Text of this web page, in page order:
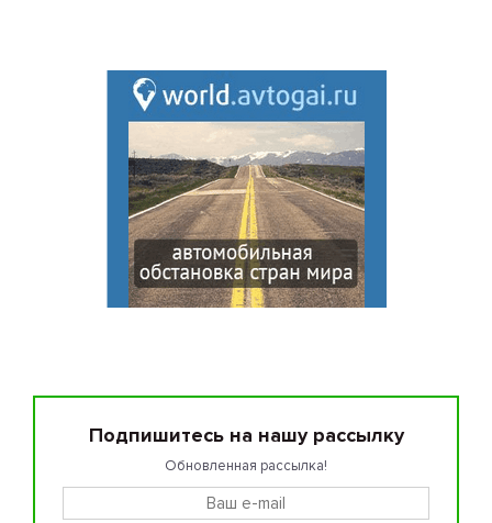
Подпишитесь на нашу рассылку
Обновленная рассылка!